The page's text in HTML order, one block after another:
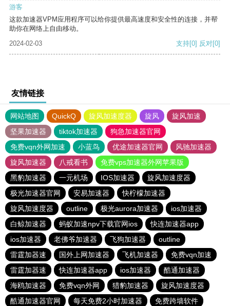
游客
这款加速器VPM应用程序可以给你提供最高速度和安全性的连接，并帮
助你在网络上自由移动。
2024-02-03
支持[0] 反对[0]
友情链接
网站地图 QuickQ 旋风加速度器 旋风
旋风加速
坚果加速器
tiktok加速器
狗急加速器官网
免费vqn外网加速
小蓝鸟 优途加速器官网
风驰加速器
旋风加速器
八戒看书
免费vps加速器外网苹果版
黑豹加速器
一元机场 IOS加速器
旋风加速度器
极光加速器官网
安易加速器
快柠檬加速器
旋风加速度器
outline 极光aurora加速器
ios加速器
白鲸加速器
蚂蚁加速npv下载官网ios
快连加速器app
ios加速器
老佛爷加速器 飞狗加速器
outline
雷霆加器速
国外上网加速器 飞机加速器
免费vqn加速
雷霆加器速
快连加速器app ios加速器
酷通加速器
海鸥加速器
免费vqn外网 猎豹加速器
旋风加速度器
酷通加速器官网
每天免费2小时加速器 免费跨墙软件